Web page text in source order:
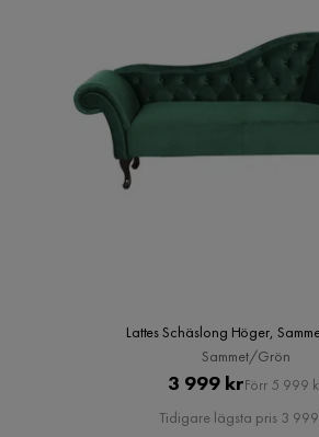
Lattes Schäslong Höger,
Sammet/Grön
Pris
3 999 krOriginal
Pris
Förr 5 999
Tidigare lägsta pris 3